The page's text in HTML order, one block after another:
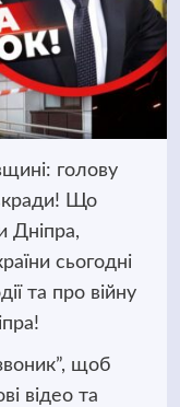
голову
Що
Дніпра,
сьогодні
та про війну
щоб
відео та